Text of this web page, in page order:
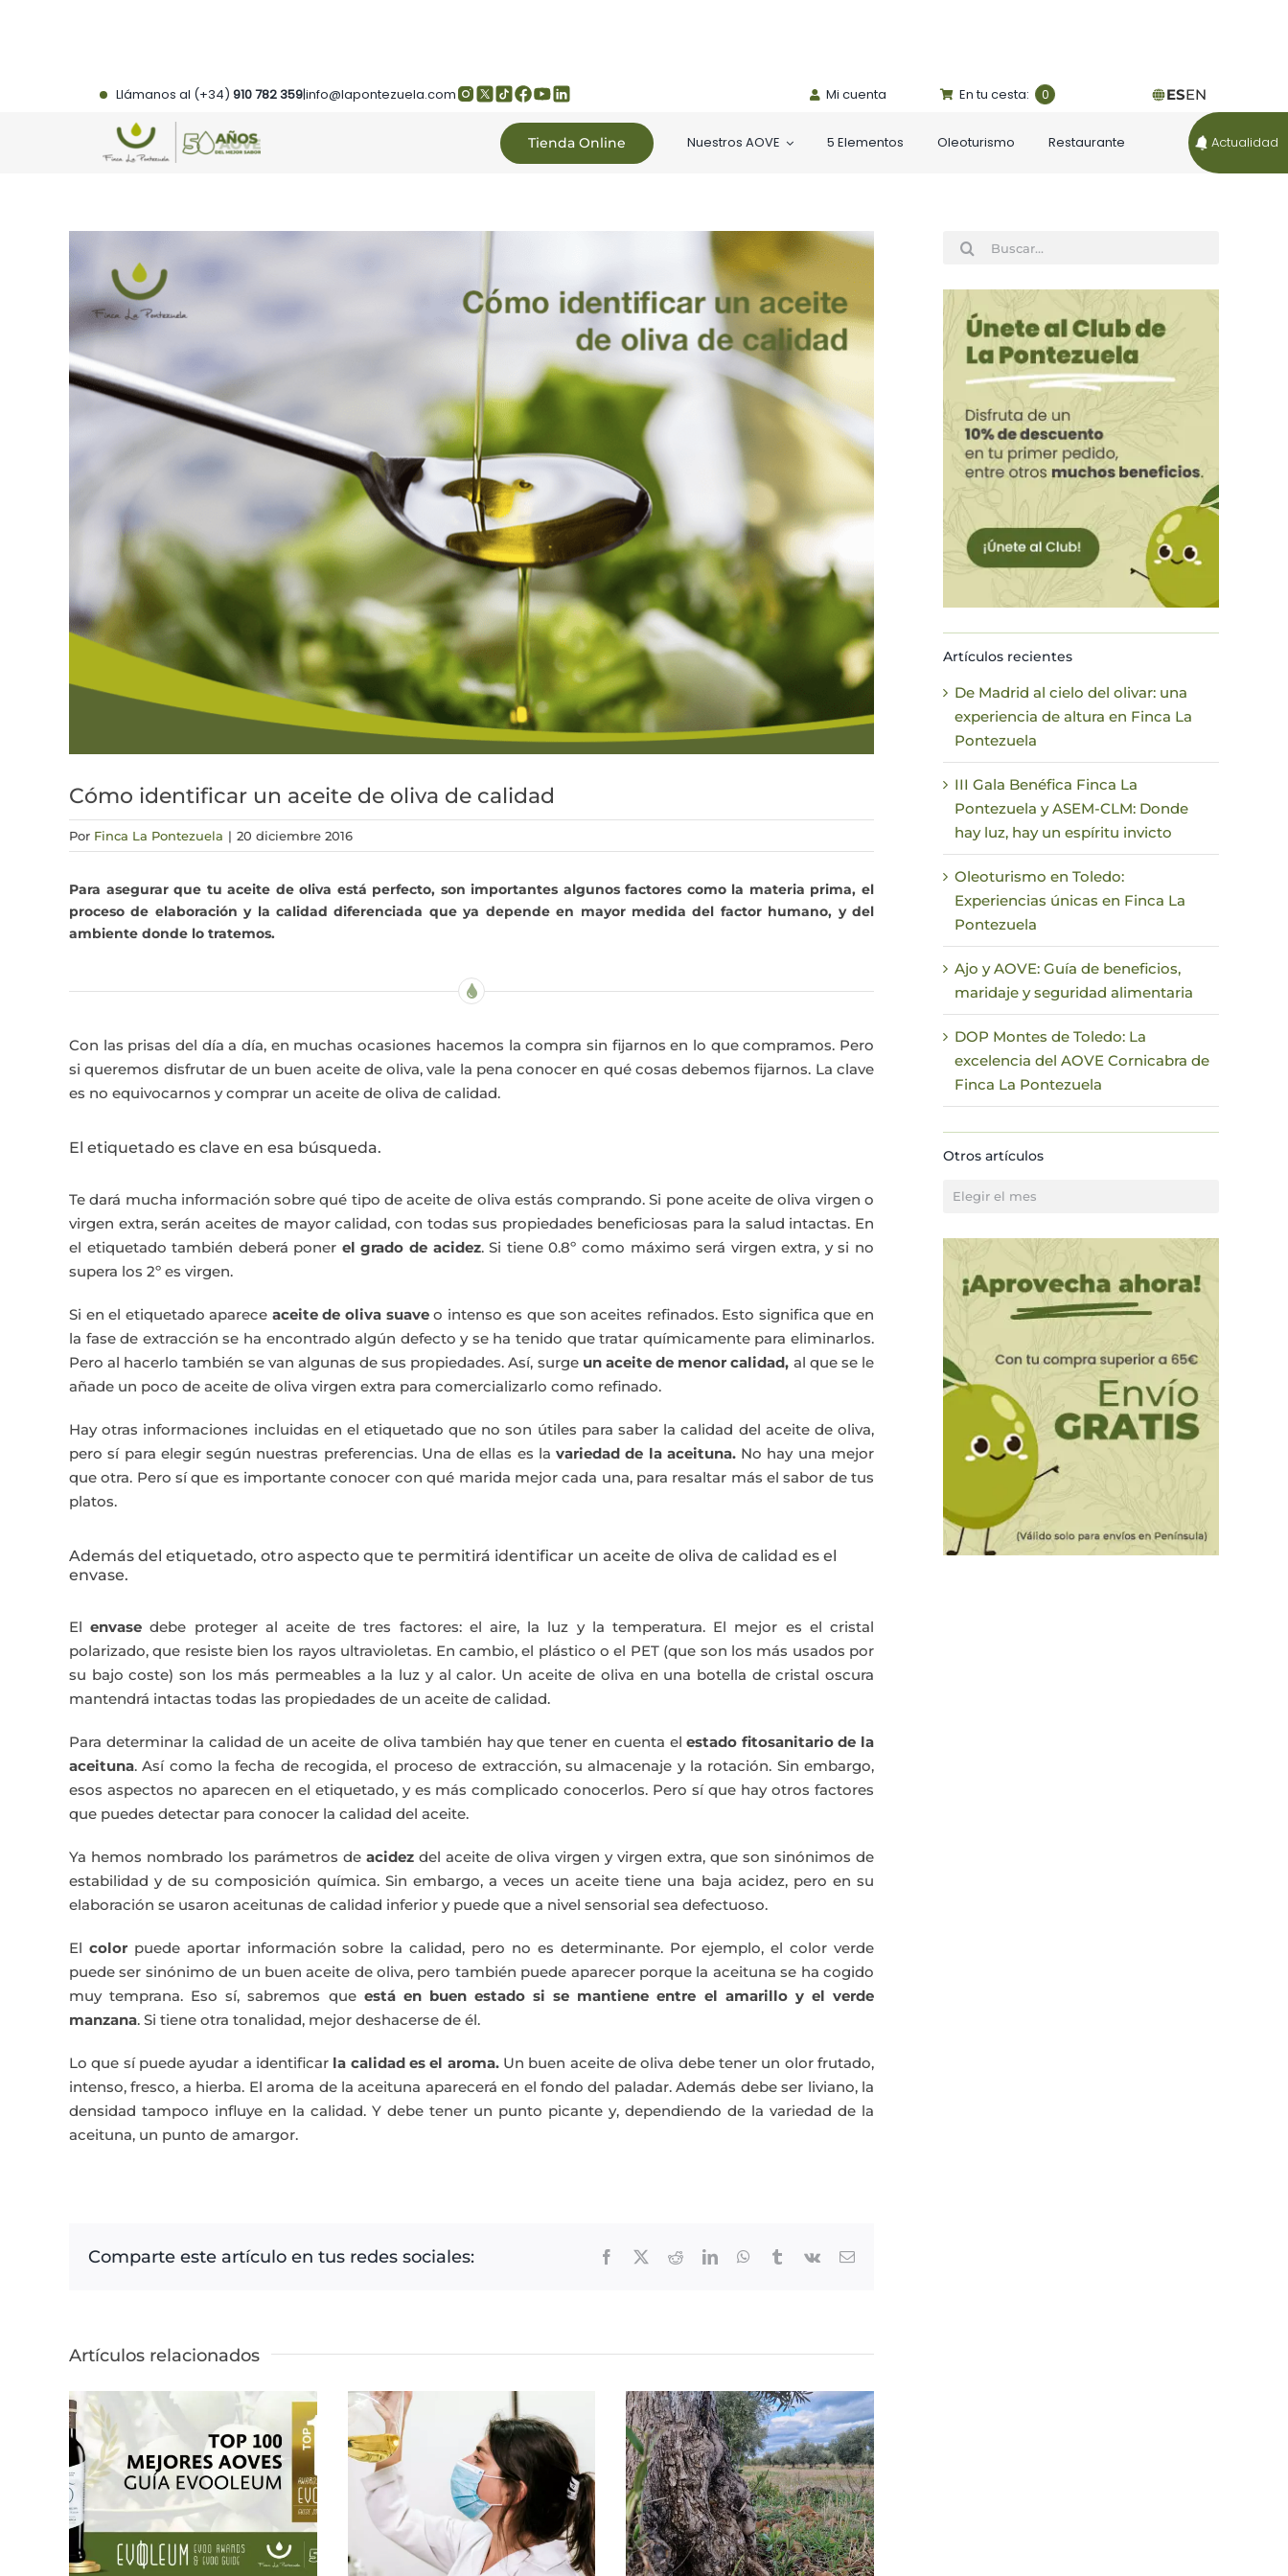
Llámanos al (+34) 910 782 359|info@lapontezuela.com Mi cuenta En tu cesta: 0 ESEN
Tienda Online Nuestros AOVE 5 Elementos Oleoturismo Restaurante Actualidad
Cómo identificar un aceite de oliva de calidad
Por Finca La Pontezuela | 20 diciembre 2016
Para asegurar que tu aceite de oliva está perfecto, son importantes algunos factores como la materia prima, el
proceso de elaboración y la calidad diferenciada que ya depende en mayor medida del factor humano, y del
ambiente donde lo tratemos.
Con las prisas del día a día, en muchas ocasiones hacemos la compra sin fijarnos en lo que compramos. Pero
si queremos disfrutar de un buen aceite de oliva, vale la pena conocer en qué cosas debemos fijarnos. La clave
es no equivocarnos y comprar un aceite de oliva de calidad.
El etiquetado es clave en esa búsqueda.
Te dará mucha información sobre qué tipo de aceite de oliva estás comprando. Si pone aceite de oliva virgen o
virgen extra, serán aceites de mayor calidad, con todas sus propiedades beneficiosas para la salud intactas. En
el etiquetado también deberá poner el grado de acidez. Si tiene 0.8º como máximo será virgen extra, y si no
supera los 2º es virgen.
Si en el etiquetado aparece aceite de oliva suaveo intenso es que son aceites refinados. Esto significa que en
la fase de extracción se ha encontrado algún defecto y se ha tenido que tratar químicamente para eliminarlos.
Pero al hacerlo también se van algunas de sus propiedades. Así, surge un aceite de menor calidad, al que se le
añade un poco de aceite de oliva virgen extra para comercializarlo como refinado.
Hay otras informaciones incluidas en el etiquetado que no son útiles para saber la calidad del aceite de oliva,
pero sí para elegir según nuestras preferencias. Una de ellas es lavariedad de la aceituna.No hay una mejor
que otra. Pero sí que es importante conocer con qué marida mejor cada una, para resaltar más el sabor de tus
platos.
Además del etiquetado, otro aspecto que te permitirá identificar un aceite de oliva de calidad es el
envase.
Elenvase debe proteger al aceite de tres factores: el aire, la luz y la temperatura. El mejor es el cristal
polarizado, que resiste bien los rayos ultravioletas. En cambio, el plástico o el PET (que son los más usados por
su bajo coste) son los más permeables a la luz y al calor. Un aceite de oliva en una botella de cristal oscura
mantendrá intactas todas las propiedades de un aceite de calidad.
Para determinar la calidad de un aceite de oliva también hay que tener en cuenta el estado fitosanitario de la
aceituna. Así como la fecha de recogida, el proceso de extracción, su almacenaje y la rotación. Sin embargo,
esos aspectos no aparecen en el etiquetado, y es más complicado conocerlos. Pero sí que hay otros factores
que puedes detectar para conocer la calidad del aceite.
Ya hemos nombrado los parámetros de acidezdel aceite de oliva virgen y virgen extra, que son sinónimos de
estabilidad y de su composición química. Sin embargo, a veces un aceite tiene una baja acidez, pero en su
elaboración se usaron aceitunas de calidad inferior y puede que a nivel sensorial sea defectuoso.
El colorpuede aportar información sobre la calidad, pero no es determinante. Por ejemplo, el color verde
puede ser sinónimo de un buen aceite de oliva, pero también puede aparecer porque la aceituna se ha cogido
muy temprana. Eso sí, sabremos que está en buen estado si se mantiene entre el amarillo y el verde
manzana. Si tiene otra tonalidad, mejor deshacerse de él.
Lo que sí puede ayudar a identificar la calidad es el aroma.Un buen aceite de oliva debe tener un olor frutado,
intenso, fresco, a hierba. El aroma de la aceituna aparecerá en el fondo del paladar. Además debe ser liviano, la
densidad tampoco influye en la calidad. Y debe tener un punto picante y, dependiendo de la variedad de la
aceituna, un punto de amargor.
Comparte este artículo en tus redes sociales: Facebook RedditLinkedInWhatsApp
TumblrVk
Correo
Artículos relacionados
Buscar:
Artículos recientes
De Madrid al cielo del olivar: una
experiencia de altura en Finca La
Pontezuela
III Gala Benéfica Finca La
Pontezuela y ASEM-CLM: Donde
hay luz, hay un espíritu invicto
Oleoturismo en Toledo:
Experiencias únicas en Finca La
Pontezuela
Ajo y AOVE: Guía de beneficios,
maridaje y seguridad alimentaria
DOP Montes de Toledo: La
excelencia del AOVE Cornicabra de
Finca La Pontezuela
Otros artículos
Otros